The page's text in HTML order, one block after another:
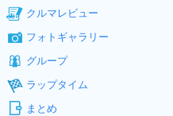
クルマレビュー
フォトギャラリー
グループ
ラップタイム
まとめ